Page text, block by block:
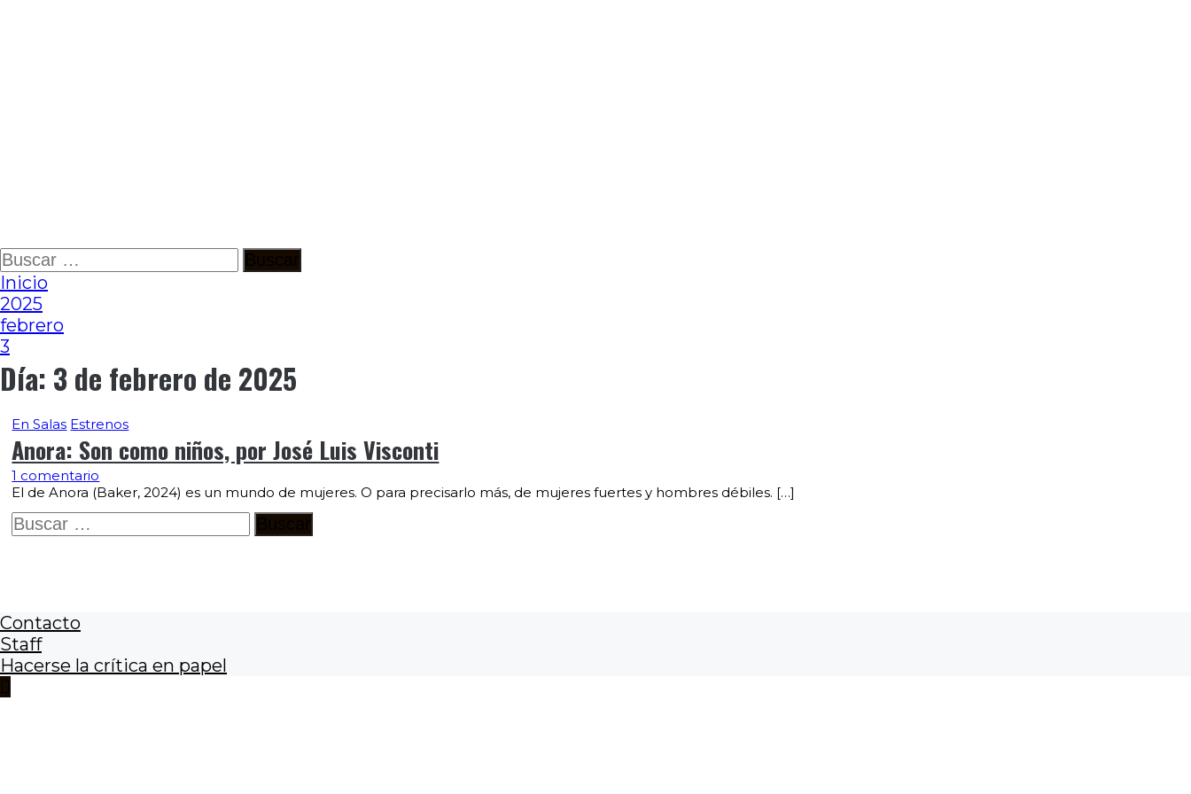
Ir
al
contenido
Buscar:
Inicio
2025
febrero
3
Día: 3 de febrero de 2025
En Salas Estrenos
Anora: Son como niños, por José Luis Visconti
1 comentario
El de Anora (Baker, 2024) es un mundo de mujeres. O para precisarlo más, de mujeres fuertes y hombres débiles. […]
Buscar:
Contacto
Staff
Hacerse la crítica en papel